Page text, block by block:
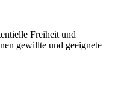
Freiheit und
gewillte und geeignete